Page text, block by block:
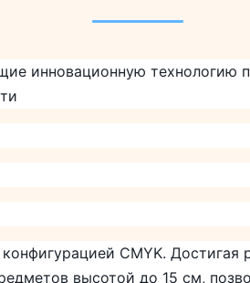
инновационную технологию
CMYK.
высотой до 15 см,